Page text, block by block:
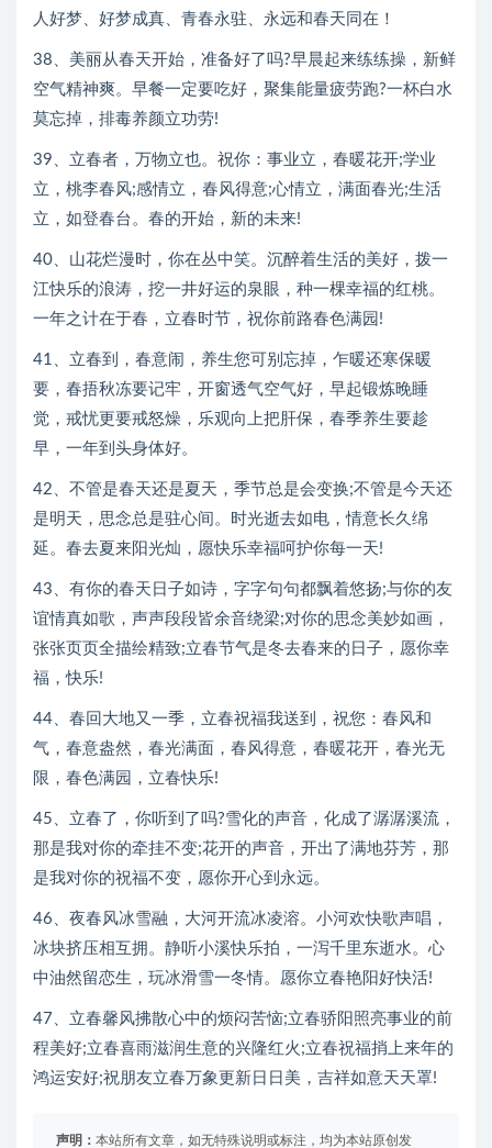
人好梦、好梦成真、青春永驻、永远和春天同在！
38、美丽从春天开始，准备好了吗?早晨起来练练操，新鲜
空气精神爽。早餐一定要吃好，聚集能量疲劳跑?一杯白水
莫忘掉，排毒养颜立功劳!
39、立春者，万物立也。祝你：事业立，春暖花开;学业
立，桃李春风;感情立，春风得意;心情立，满面春光;生活
立，如登春台。春的开始，新的未来!
40、山花烂漫时，你在丛中笑。沉醉着生活的美好，拨一
江快乐的浪涛，挖一井好运的泉眼，种一棵幸福的红桃。
一年之计在于春，立春时节，祝你前路春色满园!
41、立春到，春意闹，养生您可别忘掉，乍暖还寒保暖
要，春捂秋冻要记牢，开窗透气空气好，早起锻炼晚睡
觉，戒忧更要戒怒燥，乐观向上把肝保，春季养生要趁
早，一年到头身体好。
42、不管是春天还是夏天，季节总是会变换;不管是今天还
是明天，思念总是驻心间。时光逝去如电，情意长久绵
延。春去夏来阳光灿，愿快乐幸福呵护你每一天!
43、有你的春天日子如诗，字字句句都飘着悠扬;与你的友
谊情真如歌，声声段段皆余音绕梁;对你的思念美妙如画，
张张页页全描绘精致;立春节气是冬去春来的日子，愿你幸
福，快乐!
44、春回大地又一季，立春祝福我送到，祝您：春风和
气，春意盎然，春光满面，春风得意，春暖花开，春光无
限，春色满园，立春快乐!
45、立春了，你听到了吗?雪化的声音，化成了潺潺溪流，
那是我对你的牵挂不变;花开的声音，开出了满地芬芳，那
是我对你的祝福不变，愿你开心到永远。
46、夜春风冰雪融，大河开流冰凌溶。小河欢快歌声唱，
冰块挤压相互拥。静听小溪快乐拍，一泻千里东逝水。心
中油然留恋生，玩冰滑雪一冬情。愿你立春艳阳好快活!
47、立春馨风拂散心中的烦闷苦恼;立春骄阳照亮事业的前
程美好;立春喜雨滋润生意的兴隆红火;立春祝福捎上来年的
鸿运安好;祝朋友立春万象更新日日美，吉祥如意天天罩!
声明： 本站所有文章，如无特殊说明或标注，均为本站原创发